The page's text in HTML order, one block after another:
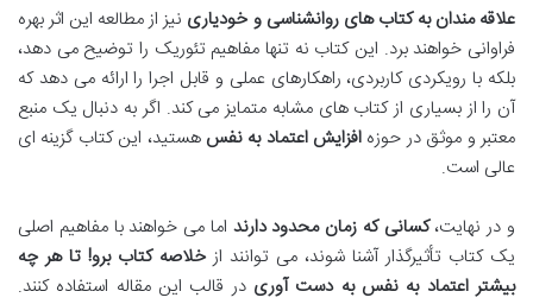
علاقه مندان به کتاب های روانشناسی و خودیاری نیز از مطالعه این اثر بهره
فراوانی خواهند برد. این کتاب نه تنها مفاهیم تئوریک را توضیح می دهد،
بلکه با رویکردی کاربردی، راهکارهای عملی و قابل اجرا را ارائه می دهد که
آن را از بسیاری از کتاب های مشابه متمایز می کند. اگر به دنبال یک منبع
معتبر و موثق در حوزه افزایش اعتماد به نفس هستید، این کتاب گزینه ای
عالی است.
و در نهایت،کسانی که زمان محدود دارند اما می خواهند با مفاهیم اصلی
یک کتاب تأثیرگذار آشنا شوند، می توانند ازخلاصه کتاب برو! تا هر چه
بیشتر اعتماد به نفس به دست آوری در قالب این مقاله استفاده کنند.